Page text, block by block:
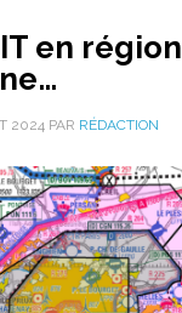
en région
2024PAR RÉDACTION